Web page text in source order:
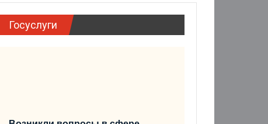
Госуслуги